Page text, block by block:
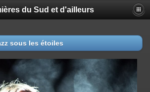
du Sud et d'ailleurs
sous les étoiles